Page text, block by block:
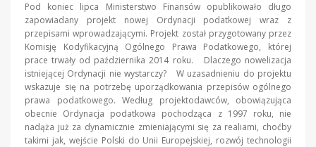
Pod koniec lipca Ministerstwo Finansów opublikowało długo
zapowiadany projekt nowej Ordynacji podatkowej wraz z
przepisami wprowadzającymi. Projekt został przygotowany przez
Komisję Kodyfikacyjną Ogólnego Prawa Podatkowego, której
prace trwały od października 2014 roku. Dlaczego nowelizacja
istniejącej Ordynacji nie wystarczy? W uzasadnieniu do projektu
wskazuje się na potrzebę uporządkowania przepisów ogólnego
prawa podatkowego. Według projektodawców, obowiązująca
obecnie Ordynacja podatkowa pochodząca z 1997 roku, nie
nadąża już za dynamicznie zmieniającymi się za realiami, choćby
takimi jak, wejście Polski do Unii Europejskiej, rozwój technologii